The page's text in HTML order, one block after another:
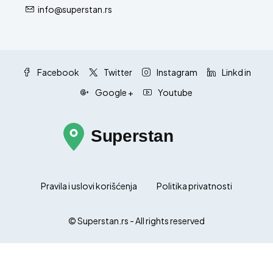
info@superstan.rs
Facebook Twitter Instagram
Linkd in
Google +
Youtube
Pravila i uslovi korišćenja Politika privatnosti
© Superstan.rs - All rights reserved